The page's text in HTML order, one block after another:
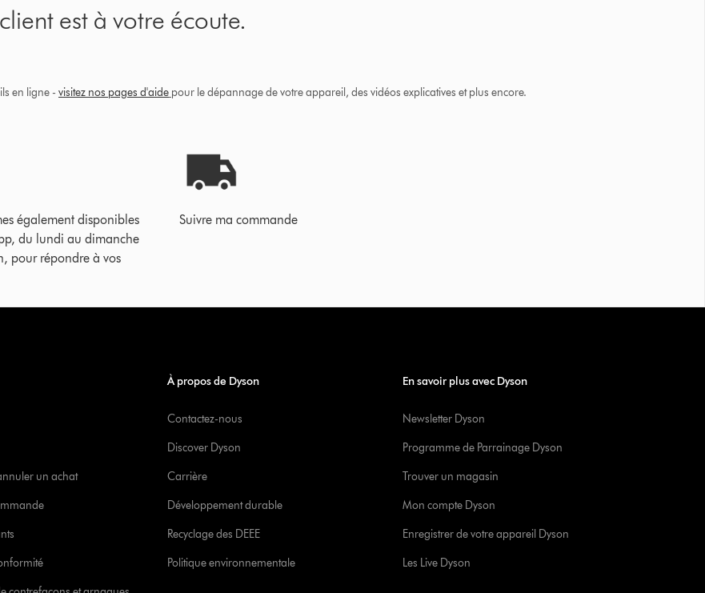
est à votre écoute.
en ligne - visitez nos pages d'aide pour le dépannage de votre appareil, des vidéos explicatives et plus encore.
également disponibles
du lundi au dimanche
pour répondre à vos
Suivre ma commande
un achat
À propos de Dyson
Contactez-nous
Discover Dyson
Carrière
Développement durable
Recyclage des DEEE
Politique environnementale
En savoir plus avec Dyson
Newsletter Dyson
Programme de Parrainage Dyson
Trouver un magasin
Mon compte Dyson
Enregistrer de votre appareil Dyson
Les Live Dyson